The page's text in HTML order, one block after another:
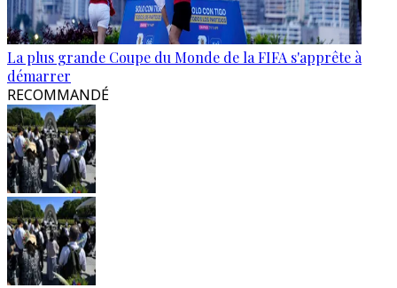
La plus grande Coupe du Monde de la FIFA s'apprête à
démarrer
RECOMMANDÉ